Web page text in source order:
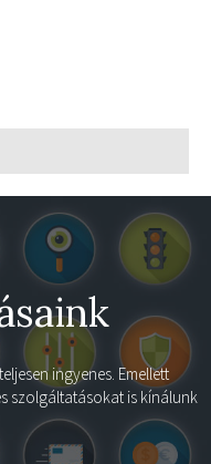
ingyenes. Emellett
szolgáltatásokat is kínálunk